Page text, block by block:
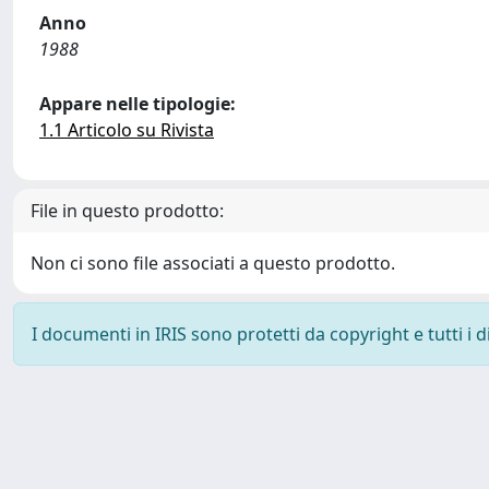
Anno
1988
Appare nelle tipologie:
1.1 Articolo su Rivista
File in questo prodotto:
Non ci sono file associati a questo prodotto.
I documenti in IRIS sono protetti da copyright e tutti i